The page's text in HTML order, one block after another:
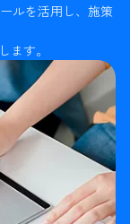
ルを活用し、施策
ます。